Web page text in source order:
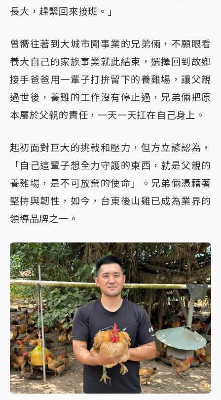
長大，趕緊回來接班。」
曾嚮往著到大城市闖事業的兄弟倆，不願眼看
養大自己的家族事業就此結束，選擇回到故鄉
接手爸爸用一輩子打拚留下的養雞場，讓父親
過世後，養雞的工作沒有停止過，兄弟倆把原
本屬於父親的責任，一天一天扛在自己身上。
起初面對巨大的挑戰和壓力，但方立諺認為，
「自己這輩子想全力守護的東西，就是父親的
養雞場，是不可放棄的使命」。兄弟倆憑藉著
堅持與韌性，如今，台東後山雞已成為業界的
領導品牌之一。